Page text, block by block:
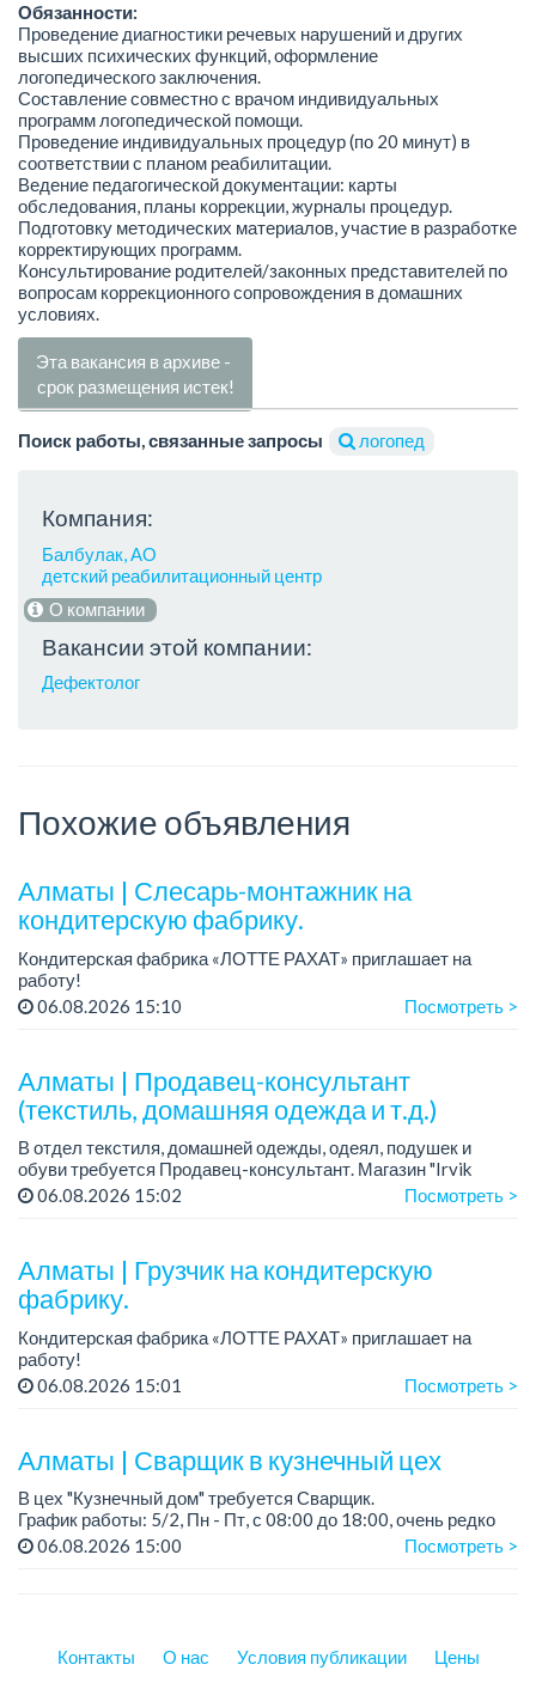
Обязанности:
Проведение диагностики речевых нарушений и других
высших психических функций, оформление
логопедического заключения.
Составление совместно с врачом индивидуальных
программ логопедической помощи.
Проведение индивидуальных процедур (по 20 минут) в
соответствии с планом реабилитации.
Ведение педагогической документации: карты
обследования, планы коррекции, журналы процедур.
Подготовку методических материалов, участие в разработке
корректирующих программ.
Консультирование родителей/законных представителей по
вопросам коррекционного сопровождения в домашних
условиях.
Эта вакансия в архиве -
срок размещения истек!
Поиск работы, связанные запросы логопед
Компания:
Балбулак, АО
детский реабилитационный центр
О компании
Вакансии этой компании:
Дефектолог
Похожие объявления
Алматы | Слесарь-монтажник на
кондитерскую фабрику.
Кондитерская фабрика «ЛОТТЕ РАХАТ» приглашает на
работу!
Зарплата обсуждается на собеседовании.
06.08.2026 15:10 Посмотреть >
Алматы | Продавец-консультант
(текстиль, домашняя одежда и т.д.)
В отдел текстиля, домашней одежды, одеял, подушек и
обуви требуется Продавец-консультант. Магазин "Irvik
Home".
06.08.2026 15:02 Посмотреть >
Алматы | Грузчик на кондитерскую
фабрику.
Кондитерская фабрика «ЛОТТЕ РАХАТ» приглашает на
работу!
График работы: сменный.
06.08.2026 15:01 Посмотреть >
Алматы | Сварщик в кузнечный цех
В цех "Кузнечный дом" требуется Сварщик.
График работы: 5/2, Пн - Пт, с 08:00 до 18:00, очень редко
суббота.
06.08.2026 15:00 Посмотреть >
Контакты О нас Условия публикации Цены